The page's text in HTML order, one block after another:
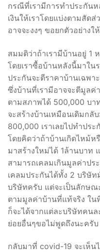
กรณีที่เรามีการทำประกัน
เงินให้เราโดยแบ่งตามสัด
อาจจะงงๆ ขอยกตัวอย่าง
สมมติว่าถ้าเรามีบ้านอยู่ 1
โดยเราซื้อบ้านหลังนี้มาใน
ประกันจะตีราคาบ้านเฉพ
ซึ่งบ้านที่เรามีอาจจะตีมูลค่
ตามสภาพได้ 500,000 บา
จะสร้างบ้านเหมือนเดิมกลั
800,000 เราเลยไปทำปร
โดยคิดว่าถ้าบ้านเกิดไหม้ห
มาสร้างใหม่ได้ 1ล้านบาท
สามารถเคลมเกินมูลค่าปร
เคลมประกันได้ทั้ง 2 บริษั
บริษัทครับ แต่จะเป็นลักษณ
ตามมูลค่าบ้านที่แท้จริง ใน
ก็จะได้จากแต่ละบริษัทคน
ย่อยอื่นๆขอไม่พูดถึงนะครับ
กลับมาที่ covid-19 จะเห็น